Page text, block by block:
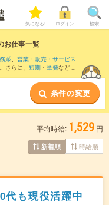
気になる! ログイン 検索
お仕事一覧
系、 営業・販売・サービス
さらに、 短期 ・ 単発などの
条件の変更
平均時給: 1,529 円
新着順 時給順
代も現役活躍中